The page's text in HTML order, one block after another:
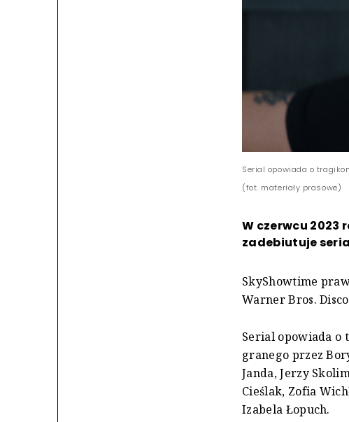
Serial opowiada o
(fot. materiały prasowe)
W czerwcu
zadebiutuje
SkyShowtime
Warner Bros.
Serial opowiada o
granego przez
Janda, Jerzy
Cieślak, Zofia
Izabela Łopuch.